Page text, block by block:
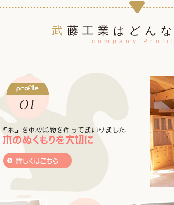
武藤工業はどん
company